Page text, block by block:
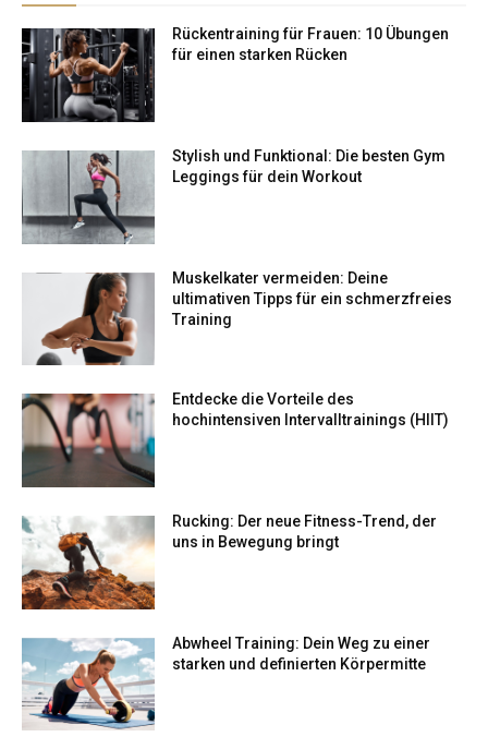
Rückentraining für Frauen: 10 Übungen
für einen starken Rücken
Stylish und Funktional: Die besten Gym
Leggings für dein Workout
Muskelkater vermeiden: Deine
ultimativen Tipps für ein schmerzfreies
Training
Entdecke die Vorteile des
hochintensiven Intervalltrainings (HIIT)
Rucking: Der neue Fitness-Trend, der
uns in Bewegung bringt
Abwheel Training: Dein Weg zu einer
starken und definierten Körpermitte